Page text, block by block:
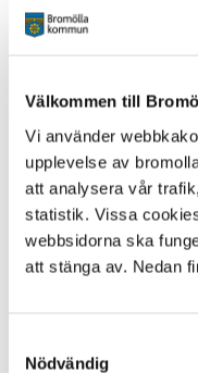
Välkommen till
Vi använder
upplevelse av
att analysera vår
statistik. Vissa
webbsidorna ska
att stänga av. Nedan
Nödvändig
Vi tror på individen
till för att stötta våra
ungdomssekreterare
ingenting att komma
Kontakt
André Jöraas